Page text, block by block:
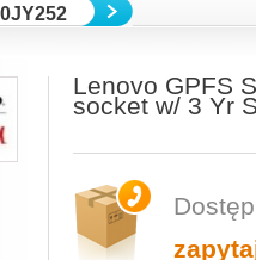
Lenovo GPFS
socket w/ 3 Yr